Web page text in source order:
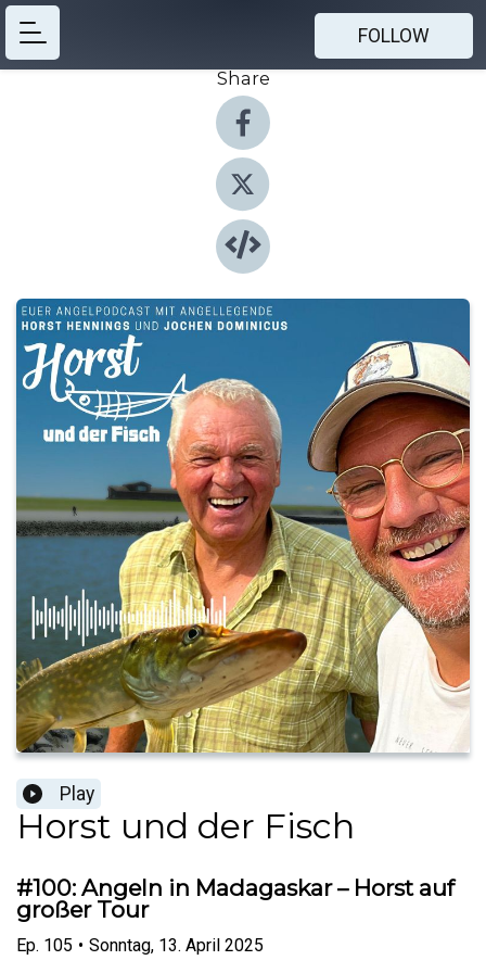
FOLLOW
Share
Play
Horst und der Fisch
#100: Angeln in Madagaskar – Horst auf
großer Tour
Ep. 105 • Sonntag, 13. April 2025